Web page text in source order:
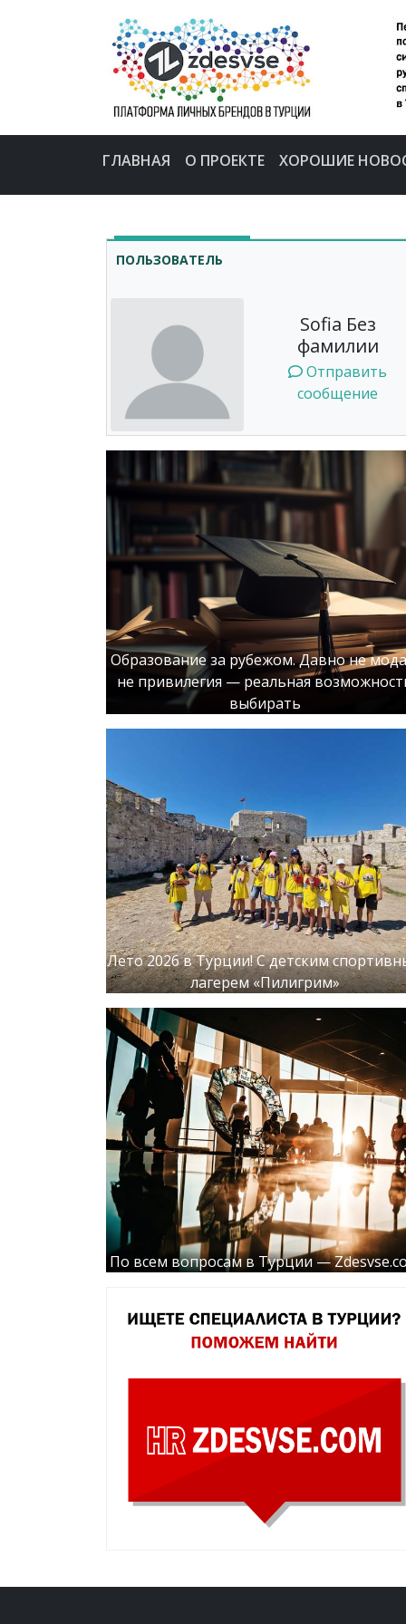
ГЛАВНАЯ О ПРОЕКТЕ ХОРОШИЕ
ПОЛЬЗОВАТЕЛЬ
Sofia Без
фамилии
Отправить
сообщение
Образование за рубежом. Давно не
не привилегия — реальная
выбирать
Лето 2026 в Турции! С детским
лагерем «Пилигрим»
По всем вопросам в Турции —